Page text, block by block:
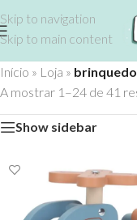
Skip to navigation
Skip to main content
Início » Loja »
A mostrar 1–24 de 41
Show sidebar